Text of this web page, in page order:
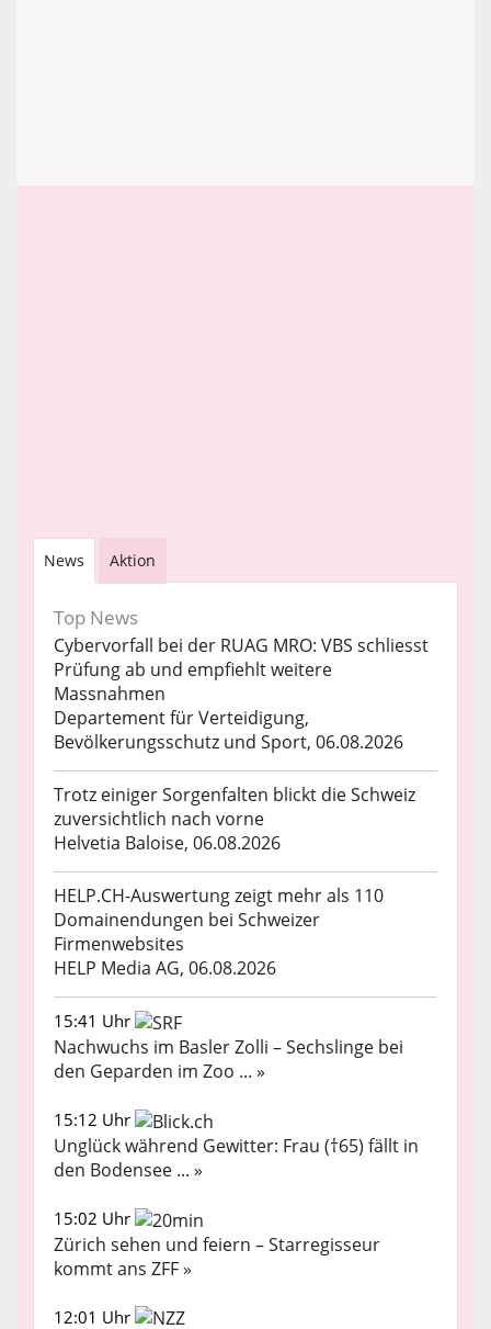
News Aktion
Top News
Cybervorfall bei der RUAG MRO: VBS schliesst
Prüfung ab und empfiehlt weitere
Massnahmen
Departement für Verteidigung,
Bevölkerungsschutz und Sport, 06.08.2026
Trotz einiger Sorgenfalten blickt die Schweiz
zuversichtlich nach vorne
Helvetia Baloise, 06.08.2026
HELP.CH-Auswertung zeigt mehr als 110
Domainendungen bei Schweizer
Firmenwebsites
HELP Media AG, 06.08.2026
15:41 Uhr
Nachwuchs im Basler Zolli – Sechslinge bei
den Geparden im Zoo ... »
15:12 Uhr
Unglück während Gewitter: Frau (†65) fällt in
den Bodensee ... »
15:02 Uhr
Zürich sehen und feiern – Starregisseur
kommt ans ZFF »
12:01 Uhr